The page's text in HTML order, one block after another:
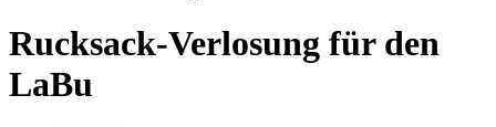
Rucksack-Verlosung für den
LaBu